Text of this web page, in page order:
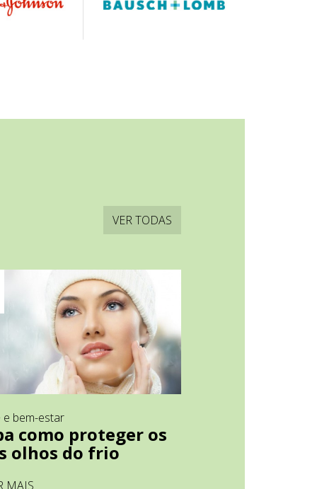
VER TODAS
e bem-estar
como proteger os
olhos do frio
MAIS